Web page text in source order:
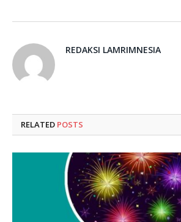
REDAKSI LAMRIMNESIA
RELATED POSTS